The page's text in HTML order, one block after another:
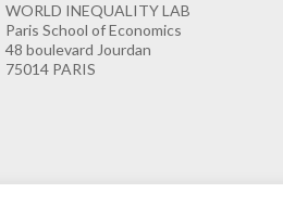
WORLD INEQUALITY LAB
Paris School of Economics
48 boulevard Jourdan
75014 PARIS